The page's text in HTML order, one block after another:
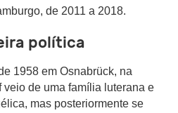
de 2011 a 2018.
política
1958 em Osnabrück, na
de uma família luterana e
mas posteriormente se